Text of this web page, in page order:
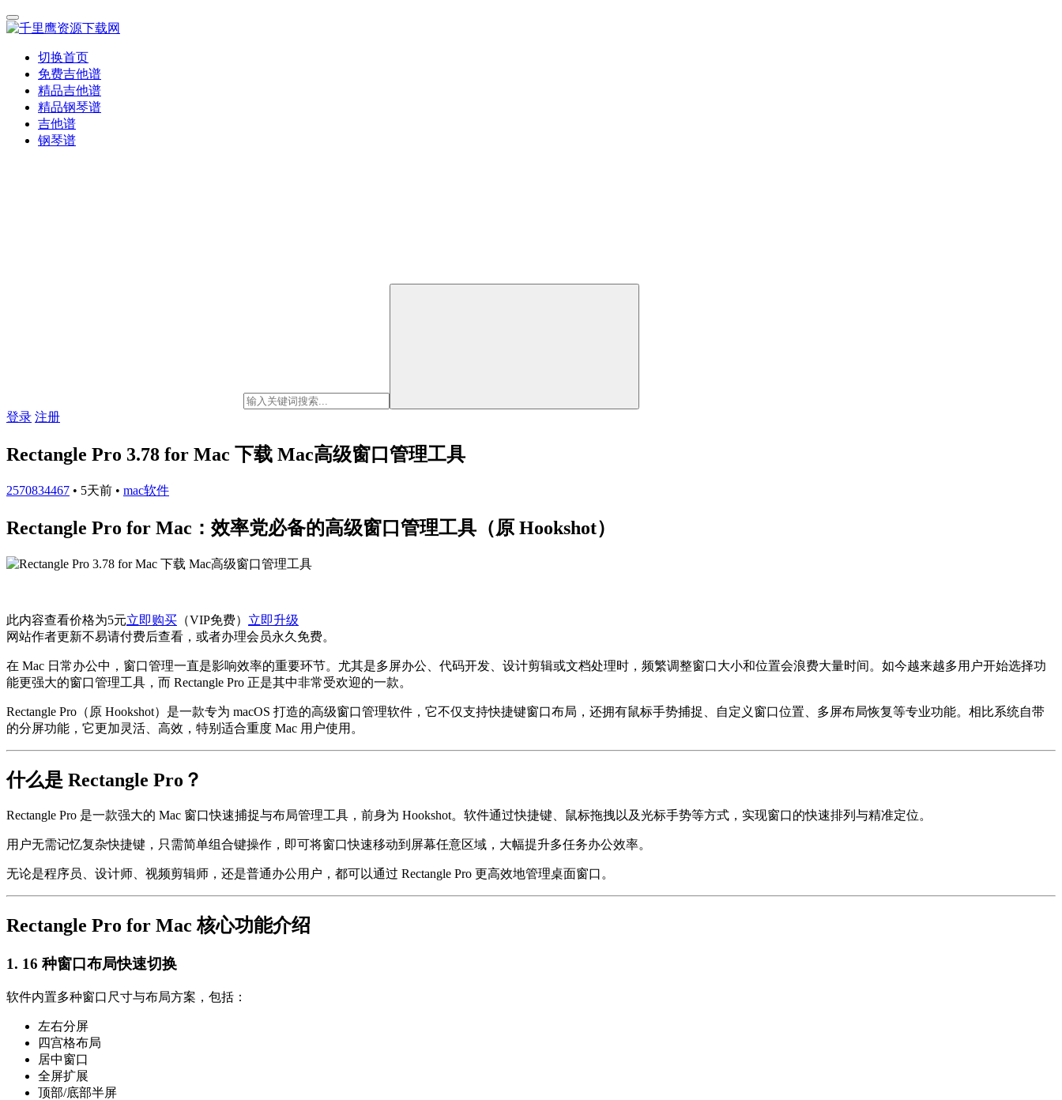
切换首页
免费吉他谱
精品吉他谱
精品钢琴谱
吉他谱
钢琴谱
登录 注册
Rectangle Pro 3.78 for Mac 下载 Mac高级窗口管理工具
2570834467 • 5天前 • mac软件
Rectangle Pro for Mac：效率党必备的高级窗口管理工具（原 Hookshot）
此内容查看价格为5元立即购买 （VIP免费） 立即升级
网站作者更新不易请付费后查看，或者办理会员永久免费。
在 Mac 日常办公中，窗口管理一直是影响效率的重要环节。尤其是多屏办公、代码开发、设计剪辑或文档处理时，频繁调整窗口大小和位置会浪费大量时间。如今越来越多用户开始选择功
能更强大的窗口管理工具，而 Rectangle Pro 正是其中非常受欢迎的一款。
Rectangle Pro（原 Hookshot）是一款专为 macOS 打造的高级窗口管理软件，它不仅支持快捷键窗口布局，还拥有鼠标手势捕捉、自定义窗口位置、多屏布局恢复等专业功能。相比系统自带
的分屏功能，它更加灵活、高效，特别适合重度 Mac 用户使用。
什么是 Rectangle Pro？
Rectangle Pro 是一款强大的 Mac 窗口快速捕捉与布局管理工具，前身为 Hookshot。软件通过快捷键、鼠标拖拽以及光标手势等方式，实现窗口的快速排列与精准定位。
用户无需记忆复杂快捷键，只需简单组合键操作，即可将窗口快速移动到屏幕任意区域，大幅提升多任务办公效率。
无论是程序员、设计师、视频剪辑师，还是普通办公用户，都可以通过 Rectangle Pro 更高效地管理桌面窗口。
Rectangle Pro for Mac 核心功能介绍
1. 16 种窗口布局快速切换
软件内置多种窗口尺寸与布局方案，包括：
左右分屏
四宫格布局
居中窗口
全屏扩展
顶部/底部半屏